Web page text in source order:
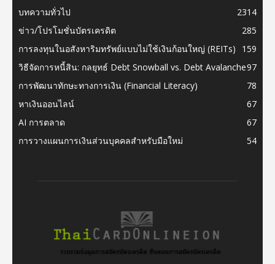
บทความทั่วไป
2314
ข่าว/โปรโมชั่นบัตรเครดิต
285
การลงทุนในอสังหาริมทรัพย์แบบไม่ใช้เงินก้อนใหญ่ (REITs)
159
วิธีจัดการหนี้สิน: กลยุทธ์ Debt Snowball vs. Debt Avalanche97
การพัฒนาทักษะทางการเงิน (Financial Literacy)
78
หาเงินออนไลน์
67
AI การตลาด
67
การวางแผนการเงินส่วนบุคคลสำหรับมือใหม่
54